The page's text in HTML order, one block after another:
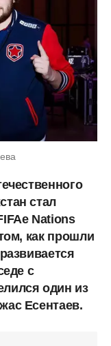
стал
Nations
как прошли
с
один из
Есентаев.